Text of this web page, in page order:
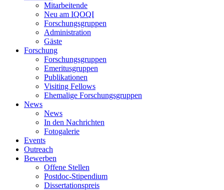
Mitarbeitende
Neu am IQOQI
Forschungsgruppen
Administration
Gäste
Forschung
Forschungsgruppen
Emeritusgruppen
Publikationen
Visiting Fellows
Ehemalige Forschungsgruppen
News
News
In den Nachrichten
Fotogalerie
Events
Outreach
Bewerben
Offene Stellen
Postdoc-Stipendium
Dissertationspreis